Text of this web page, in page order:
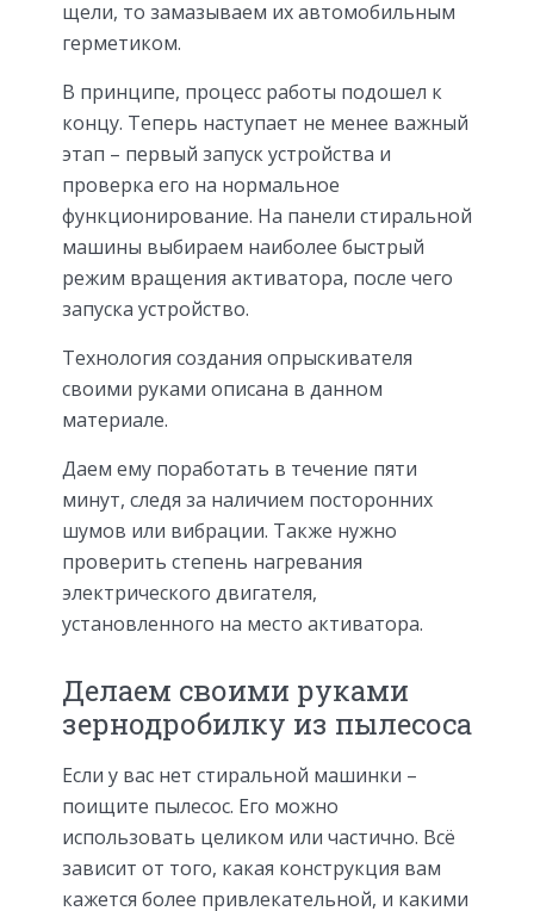
щели, то замазываем их автомобильным
герметиком.
В принципе, процесс работы подошел к
концу. Теперь наступает не менее важный
этап – первый запуск устройства и
проверка его на нормальное
функционирование. На панели стиральной
машины выбираем наиболее быстрый
режим вращения активатора, после чего
запуска устройство.
Технология создания опрыскивателя
своими руками описана в данном
материале.
Даем ему поработать в течение пяти
минут, следя за наличием посторонних
шумов или вибрации. Также нужно
проверить степень нагревания
электрического двигателя,
установленного на место активатора.
Делаем своими руками
зернодробилку из пылесоса
Если у вас нет стиральной машинки –
поищите пылесос. Его можно
использовать целиком или частично. Всё
зависит от того, какая конструкция вам
кажется более привлекательной, и какими